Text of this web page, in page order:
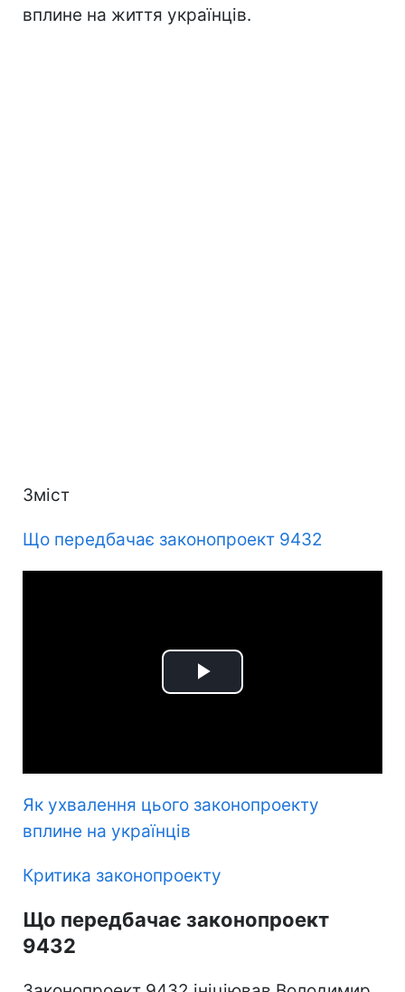
вплине на життя українців.
Зміст
Що передбачає законопроект 9432
Play
Як ухвалення цього законопроекту
вплине на українців
Критика законопроекту
Що передбачає законопроект
9432